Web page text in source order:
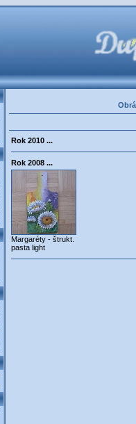
Rok 2010 ...
Rok 2008 ...
Margaréty - štrukt.
pasta light